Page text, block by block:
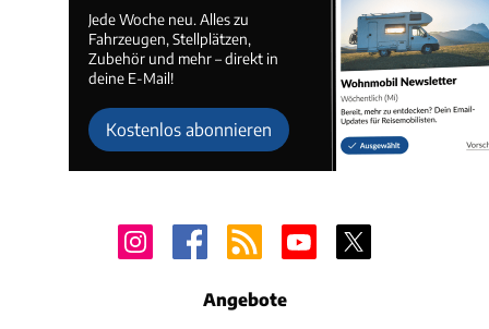
Jede Woche neu. Alles zu
Fahrzeugen, Stellplätzen,
Zubehör und mehr – direkt in
deine E-Mail!
Kostenlos abonnieren
Angebote